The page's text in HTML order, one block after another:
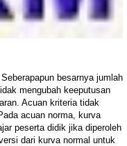
besarnya jumlah
mengubah keeputusan
Acuan kriteria tidak
acuan norma, kurva
peserta didik jika diperoleh
dari kurva normal untuk